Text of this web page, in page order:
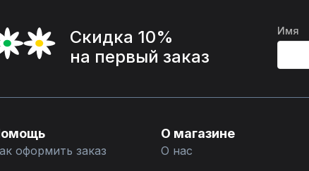
Скидка 10%
на первый заказ
Имя
оформить заказ
О магазине
О нас